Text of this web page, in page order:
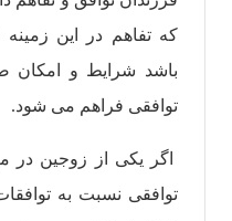
که تفاهم در این
باشد شرایط و امکان
توافقی فراهم می شود.
اگر یکی از زوجین در
توافقی نسبت به